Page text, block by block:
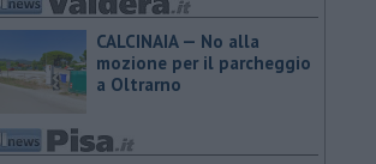
CALCINAIA — No alla
mozione per il parcheggio
a Oltrarno